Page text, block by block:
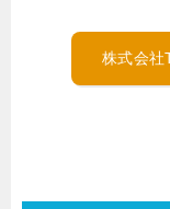
株式会社